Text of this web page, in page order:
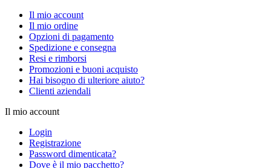
Il mio account
Il mio ordine
Opzioni di pagamento
Spedizione e consegna
Resi e rimborsi
Promozioni e buoni acquisto
Hai bisogno di ulteriore aiuto?
Clienti aziendali
Il mio account
Login
Registrazione
Password dimenticata?
Dove è il mio pacchetto?